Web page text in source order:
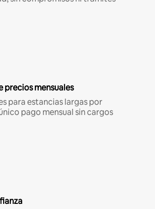
precios mensuales
para estancias largas por
pago mensual sin cargos